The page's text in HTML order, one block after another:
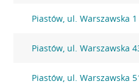
Piastów, ul. Warszawska 1
Piastów, ul. Warszawska
Piastów, ul. Warszawska